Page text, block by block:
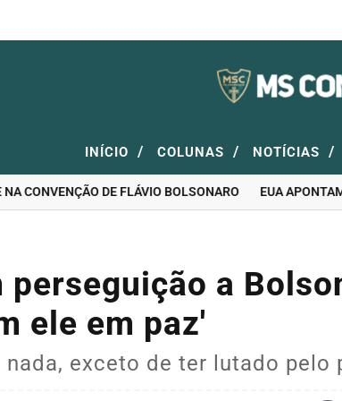
INÍCIO / COLUNAS / NOTÍCIAS /
DE FLÁVIO BOLSONARO EUA APONTAM
a
ele em paz'
nada, exceto de ter lutado pelo